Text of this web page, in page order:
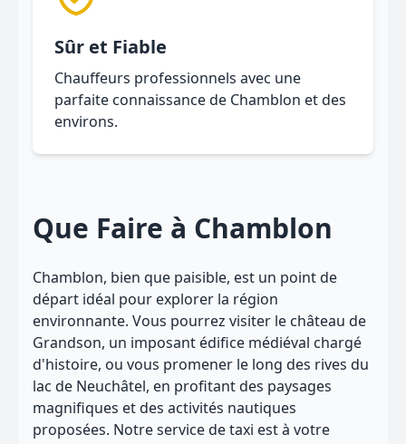
Sûr et Fiable
Chauffeurs professionnels avec une
parfaite connaissance de Chamblon et des
environs.
Que Faire à Chamblon
Chamblon, bien que paisible, est un point de
départ idéal pour explorer la région
environnante. Vous pourrez visiter le château de
Grandson, un imposant édifice médiéval chargé
d'histoire, ou vous promener le long des rives du
lac de Neuchâtel, en profitant des paysages
magnifiques et des activités nautiques
proposées. Notre service de taxi est à votre